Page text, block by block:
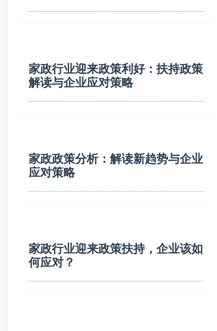
家政行业迎来政策利好：扶持政策
解读与企业应对策略
家政政策分析：解读新趋势与企业
应对策略
家政行业迎来政策扶持，企业该如
何应对？